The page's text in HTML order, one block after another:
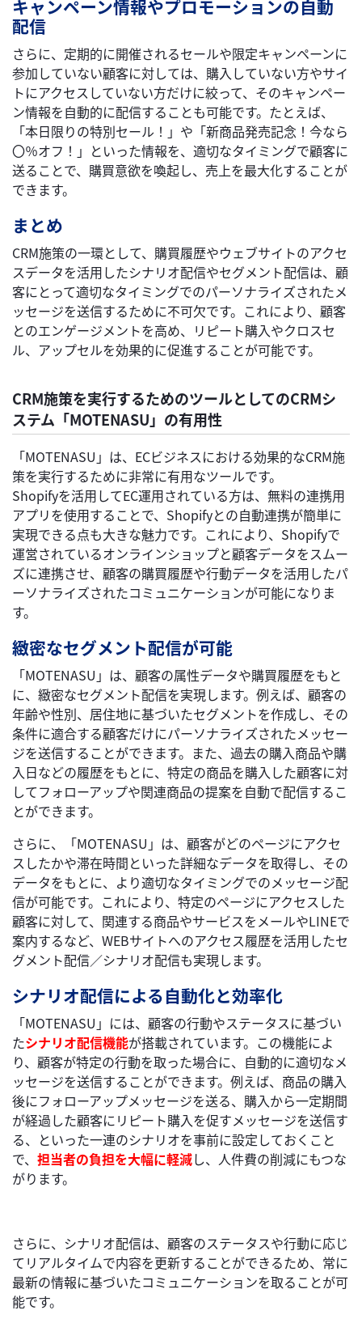
キャンペーン情報やプロモーションの自動
配信
さらに、定期的に開催されるセールや限定キャンペーンに
参加していない顧客に対しては、購入していない方やサイ
トにアクセスしていない方だけに絞って、そのキャンペー
ン情報を自動的に配信することも可能です。たとえば、
「本日限りの特別セール！」や「新商品発売記念！今なら
〇％オフ！」といった情報を、適切なタイミングで顧客に
送ることで、購買意欲を喚起し、売上を最大化することが
できます。
まとめ
CRM施策の一環として、購買履歴やウェブサイトのアクセ
スデータを活用したシナリオ配信やセグメント配信は、顧
客にとって適切なタイミングでのパーソナライズされたメ
ッセージを送信するために不可欠です。これにより、顧客
とのエンゲージメントを高め、リピート購入やクロスセ
ル、アップセルを効果的に促進することが可能です。
CRM施策を実行するためのツールとしてのCRMシ
ステム「MOTENASU」の有用性
「MOTENASU」は、ECビジネスにおける効果的なCRM施
策を実行するために非常に有用なツールです。
Shopifyを活用してEC運用されている方は、無料の連携用
アプリを使用することで、Shopifyとの自動連携が簡単に
実現できる点も大きな魅力です。これにより、Shopifyで
運営されているオンラインショップと顧客データをスムー
ズに連携させ、顧客の購買履歴や行動データを活用したパ
ーソナライズされたコミュニケーションが可能になりま
す。
緻密なセグメント配信が可能
「MOTENASU」は、顧客の属性データや購買履歴をもと
に、緻密なセグメント配信を実現します。例えば、顧客の
年齢や性別、居住地に基づいたセグメントを作成し、その
条件に適合する顧客だけにパーソナライズされたメッセー
ジを送信することができます。また、過去の購入商品や購
入日などの履歴をもとに、特定の商品を購入した顧客に対
してフォローアップや関連商品の提案を自動で配信するこ
とができます。
さらに、「MOTENASU」は、顧客がどのページにアクセ
スしたかや滞在時間といった詳細なデータを取得し、その
データをもとに、より適切なタイミングでのメッセージ配
信が可能です。これにより、特定のページにアクセスした
顧客に対して、関連する商品やサービスをメールやLINEで
案内するなど、WEBサイトへのアクセス履歴を活用したセ
グメント配信／シナリオ配信も実現します。
シナリオ配信による自動化と効率化
「MOTENASU」には、顧客の行動やステータスに基づい
たシナリオ配信機能が搭載されています。この機能によ
り、顧客が特定の行動を取った場合に、自動的に適切なメ
ッセージを送信することができます。例えば、商品の購入
後にフォローアップメッセージを送る、購入から一定期間
が経過した顧客にリピート購入を促すメッセージを送信す
る、といった一連のシナリオを事前に設定しておくこと
で、 担当者の負担を大幅に軽減し、人件費の削減にもつな
がります。
さらに、シナリオ配信は、顧客のステータスや行動に応じ
てリアルタイムで内容を更新することができるため、常に
最新の情報に基づいたコミュニケーションを取ることが可
能です。